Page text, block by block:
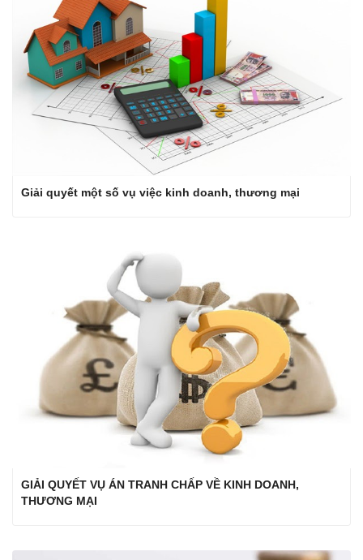
Giải quyết một số vụ việc kinh doanh, thương mại
GIẢI QUYẾT VỤ ÁN TRANH CHẤP VỀ KINH DOANH,
THƯƠNG MẠI